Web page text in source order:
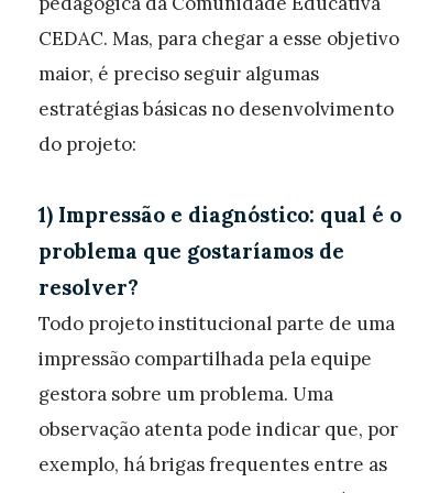
CEDAC. Mas, para chegar a esse objetivo
maior, é preciso seguir algumas
estratégias básicas no desenvolvimento
do projeto:
1) Impressão e diagnóstico: qual é o
problema que gostaríamos de
resolver?
Todo projeto institucional parte de uma
impressão compartilhada pela equipe
gestora sobre um problema. Uma
observação atenta pode indicar que, por
exemplo, há brigas frequentes entre as